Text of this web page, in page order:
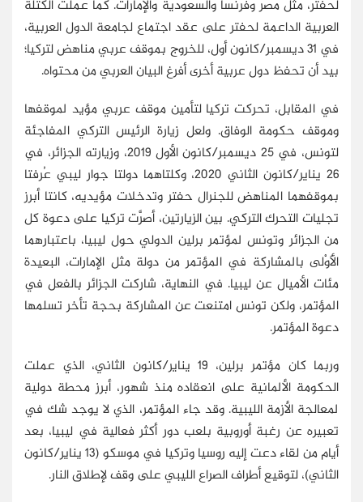
لحفتر، مثل مصر وفرنسا والسعودية والإمارات. كما عملت الكتلة
العربية الداعمة لحفتر على عقد اجتماع لجامعة الدول العربية،
في 31 ديسمبر/كانون أول، للخروج بموقف عربي مناهض لتركيا؛
بيد أن تحفظ دول عربية أخرى أفرغ البيان العربي من محتواه.
في المقابل، تحركت تركيا لتأمين موقف عربي مؤيد لموقفها
وموقف حكومة الوفاق. ولعل زيارة الرئيس التركي المفاجئة
لتونس، في 25 ديسمبر/كانون الأول 2019، وزيارته الجزائر، في
26 يناير/كانون الثاني 2020، وكلتاهما دولتا جوار ليبي عُرفتا
بموقفهما المناهض للجنرال حفتر وتدخلات مؤيديه، كانتا أبرز
تجليات التحرك التركي. بين الزيارتين، أصرَّت تركيا على دعوة كل
من الجزائر وتونس لمؤتمر برلين الدولي حول ليبيا، باعتبارهما
الأَوْلى بالمشاركة في المؤتمر من دولة مثل الإمارات، البعيدة
مئات الأميال عن ليبيا. في النهاية، شاركت الجزائر بالفعل في
المؤتمر، ولكن تونس امتنعت عن المشاركة بحجة تأخر تسلمها
دعوة المؤتمر.
وربما كان مؤتمر برلين، 19 يناير/كانون الثاني، الذي عملت
الحكومة الألمانية على انعقاده منذ شهور، أبرز محطة دولية
لمعالجة الأزمة الليبية. وقد جاء المؤتمر، الذي لا يوجد شك في
تعبيره عن رغبة أوروبية بلعب دور أكثر فعالية في ليبيا، بعد
أيام من لقاء دعت إليه روسيا وتركيا في موسكو (13 يناير/كانون
الثاني)، لتوقيع أطراف الصراع الليبي على وقف لإطلاق النار.